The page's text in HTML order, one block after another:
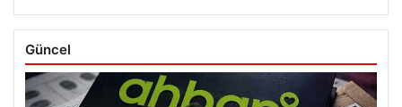
Güncel